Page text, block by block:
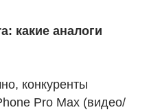
какие аналоги
конкуренты
Pro Max (видео/